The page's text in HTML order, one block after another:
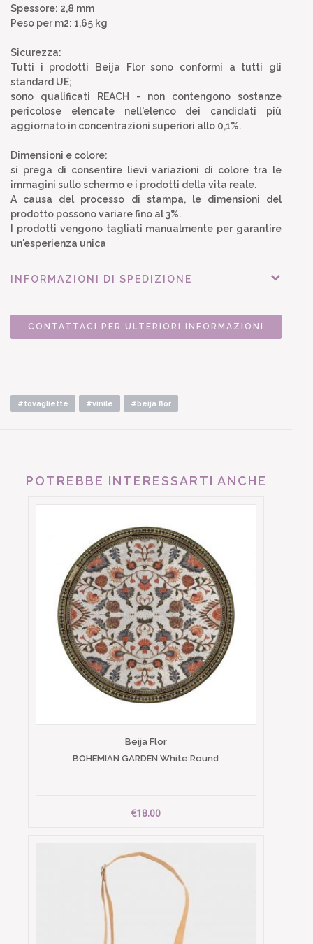
Spessore: 2,8 mm
Peso per m2: 1,65 kg
Sicurezza:
Tutti i prodotti Beija Flor sono conformi a tutti gli
standard UE;
sono qualificati REACH - non contengono sostanze
pericolose elencate nell'elenco dei candidati più
aggiornato in concentrazioni superiori allo 0,1%.
Dimensioni e colore:
si prega di consentire lievi variazioni di colore tra le
immagini sullo schermo e i prodotti della vita reale.
A causa del processo di stampa, le dimensioni del
prodotto possono variare fino al 3%.
I prodotti vengono tagliati manualmente per garantire
un'esperienza unica
INFORMAZIONI DI SPEDIZIONE
CONTATTACI PER ULTERIORI INFORMAZIONI
#tovagliette #vinile #beija flor
POTREBBE INTERESSARTI ANCHE
Beija Flor
BOHEMIAN GARDEN White Round
€18.00